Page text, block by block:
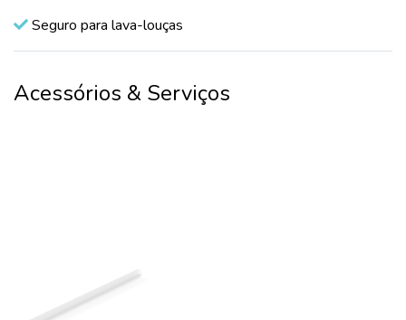
Seguro para lava-louças
Acessórios & Serviços